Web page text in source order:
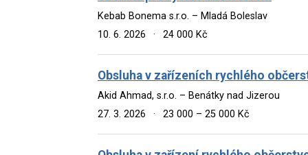
Kebab Bonema s.r.o. – Mladá Boleslav
10. 6. 2026
· 24 000 Kč
Obsluha v zařízeních rychlého
Akid Ahmad, s.r.o. – Benátky nad Jizerou
27. 3. 2026
· 23 000 – 25 000 Kč